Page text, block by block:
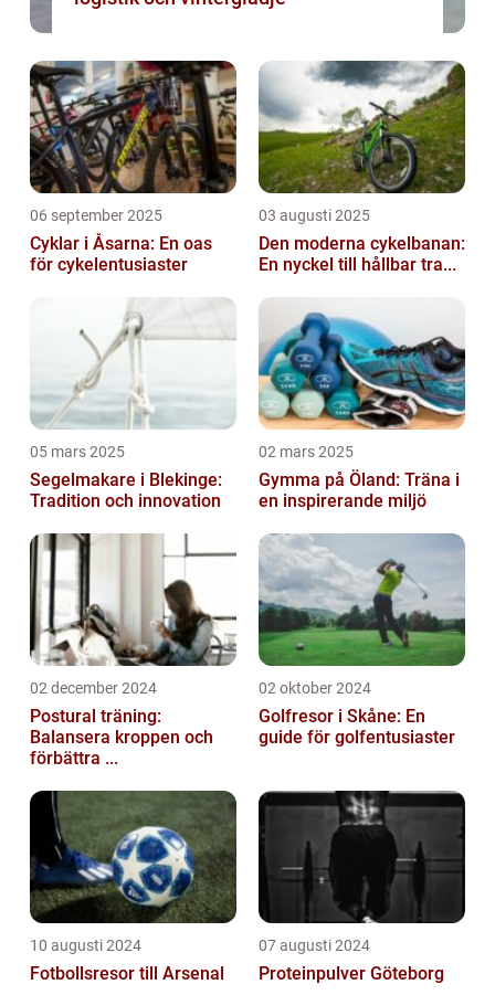
06 september 2025
Cyklar i Åsarna: En oas
för cykelentusiaster
03 augusti 2025
Den moderna cykelbanan:
En nyckel till hållbar tra...
05 mars 2025
Segelmakare i Blekinge:
Tradition och innovation
02 mars 2025
Gymma på Öland: Träna i
en inspirerande miljö
02 december 2024
Postural träning:
Balansera kroppen och
förbättra ...
02 oktober 2024
Golfresor i Skåne: En
guide för golfentusiaster
10 augusti 2024
Fotbollsresor till Arsenal
07 augusti 2024
Proteinpulver Göteborg